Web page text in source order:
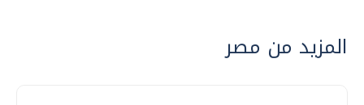
المزيد من مصر